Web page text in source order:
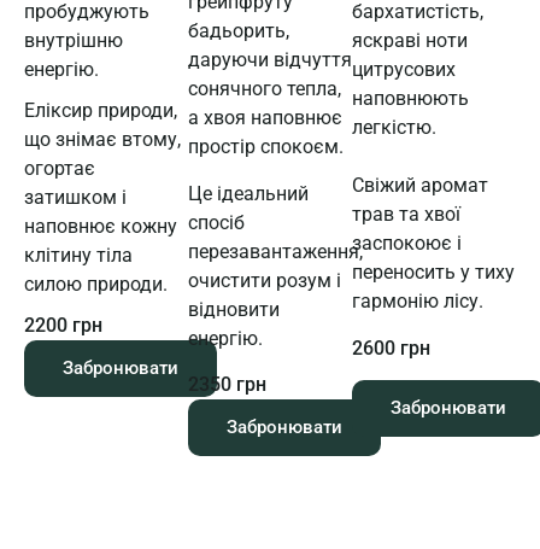
пробуджують
внутрішню
енергію.
Еліксир природи,
що знімає втому,
огортає
затишком і
наповнює кожну
клітину тіла
силою природи.
2200 грн
Забронювати
бадьорить,
даруючи відчуття
сонячного тепла,
а хвоя наповнює
простір спокоєм.
Це ідеальний
спосіб
перезавантаження,
очистити розум і
відновити
енергію.
2350 грн
Забронювати
бархатистість,
яскраві ноти
цитрусових
наповнюють
легкістю.
Свіжий аромат
трав та хвої
заспокоює і
переносить у тиху
гармонію лісу.
2600 грн
Забронювати